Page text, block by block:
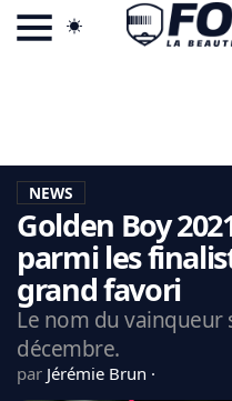
LA CHARTE
VIE PRIVÉE
CGU
CONTACTEZ-NOUS
MERCATO
CDM 2026
NEWS
Golden Boy
parmi les
grand favori
Le nom du vainqueur
décembre.
par Jérémie Brun